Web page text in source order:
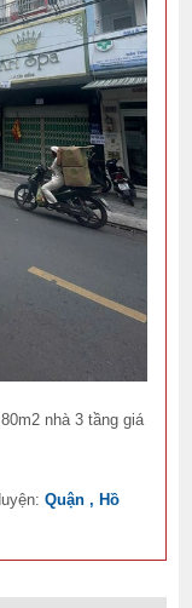
nhà 3 tầng giá
Quận , Hồ